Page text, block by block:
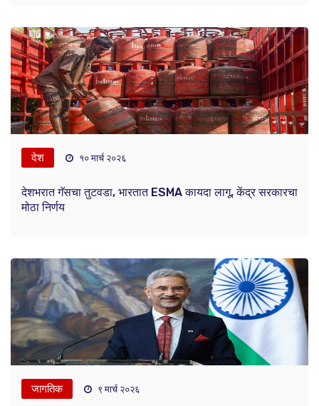
देश १० मार्च २०२६
देशभरात गॅसचा तुटवडा, भारतात ESMA कायदा लागू, केंद्र सरकारचा
मोठा निर्णय
जागतिक ९ मार्च २०२६